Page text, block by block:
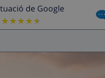
de Google
★★★★★
★★★★★